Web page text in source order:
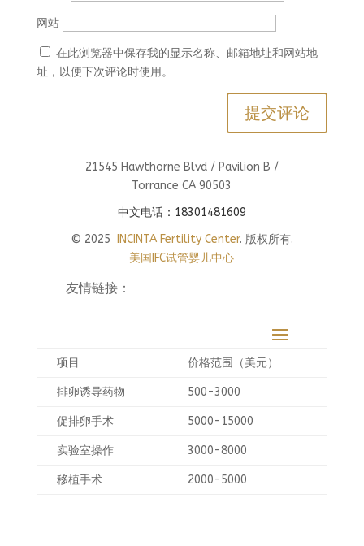
网站
在此浏览器中保存我的显示名称、邮箱地址和网站地
址，以便下次评论时使用。
21545 Hawthorne Blvd / Pavilion B /
Torrance CA 90503
中文电话：18301481609
© 2025
INCINTA Fertility Center. 版权所有.
美国IFC试管婴儿中心
友情链接：
项目 价格范围（美元）
排卵诱导药物 500-3000
促排卵手术 5000-15000
实验室操作 3000-8000
移植手术 2000-5000